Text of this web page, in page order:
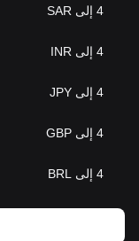
4 إلى SAR
4 إلى INR
4 إلى JPY
4 إلى GBP
4 إلى BRL